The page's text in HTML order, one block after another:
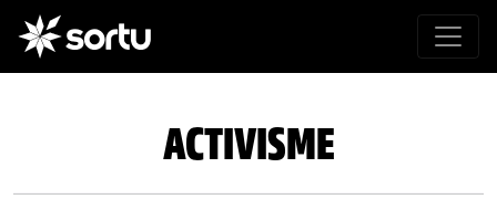
ACTIVISME